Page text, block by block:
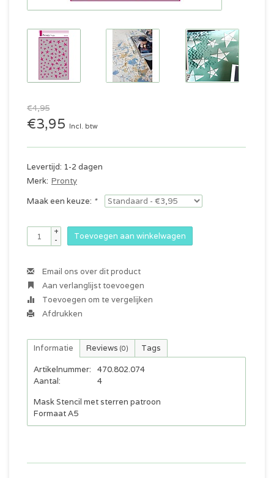
€4,95
€3,95 Incl. btw
Levertijd: 1-2 dagen
Merk: Pronty
Maak een keuze: *
+
-
Toevoegen aan winkelwagen
Email ons over dit product
Aan verlanglijst toevoegen
Toevoegen om te vergelijken
Afdrukken
Informatie Reviews (0) Tags
Artikelnummer:
470.802.074
Aantal:
4
Mask Stencil met sterren patroon
Formaat A5